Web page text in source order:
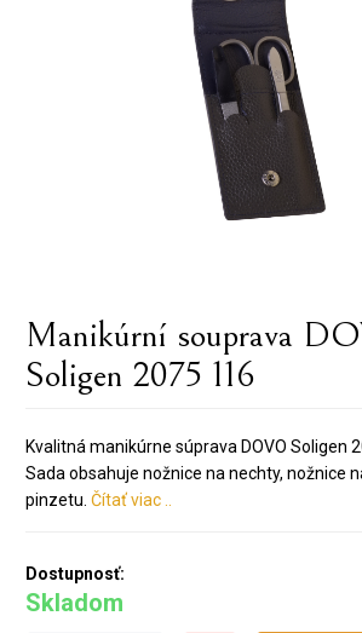
Manikúrní souprava
Soligen 2075 116
Kvalitná manikúrne súprava DOVO Soligen
Sada obsahuje nožnice na nechty, nožnice
pinzetu. Čítať viac ..
Dostupnosť:
Skladom